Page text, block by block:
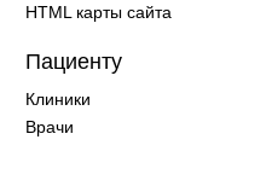
HTML карты сайта
Пациенту
Клиники
Врачи